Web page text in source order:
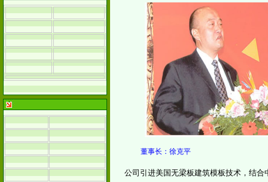
董事长：徐克平 总
公司引进美国无梁板建筑模板技术，结